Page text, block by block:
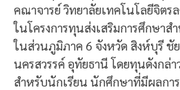
คณาจารย์ วิทยาลัยเทคโนโลยีจิตร
ในโครงการทุนส่งเสริมการศึกษา
ในส่วนภูมิภาค 6 จังหวัด สิงห์บุรี ชั
นครสวรรค์ อุทัยธานี โดยทุนดังกล่
สำหรับนักเรียน นักศึกษาที่มีผลกา